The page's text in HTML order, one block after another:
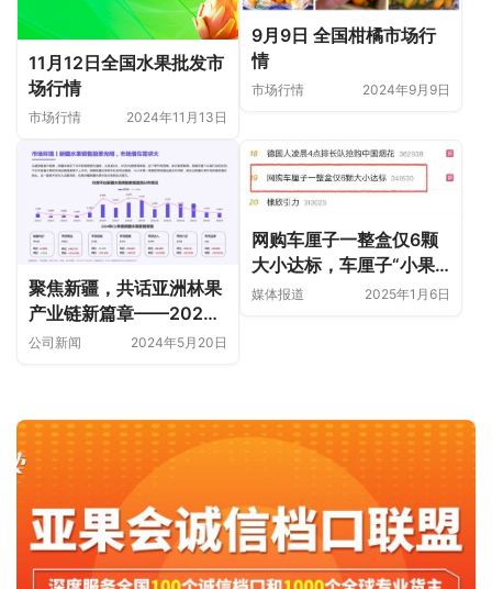
11月12日全国水果批发市
场行情
市场行情 2024年11月13日
9月9日 全国柑橘市场行
情
市场行情 2024年9月9日
聚焦新疆，共话亚洲林果
产业链新篇章——2024
首届亚洲优质林果产业链
公司新闻 2024年5月20日
网购车厘子一整盒仅6颗
大小达标，车厘子“小果
充大果” 登上热搜！
媒体报道 2025年1月6日